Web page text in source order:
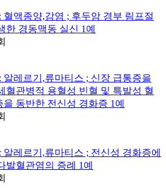
혈액종양,감염 ; 후두암 경부 림프절
한 경동맥동 실신 1예
알레르기,류마티스 ; 신장 급통증을
혈관병적 용혈성 빈혈 및 특발성 혈
동반한 전신성 경화증 1예
알레르기,류마티스 ; 전신성 경화증에
발혈관염의 증례 1예